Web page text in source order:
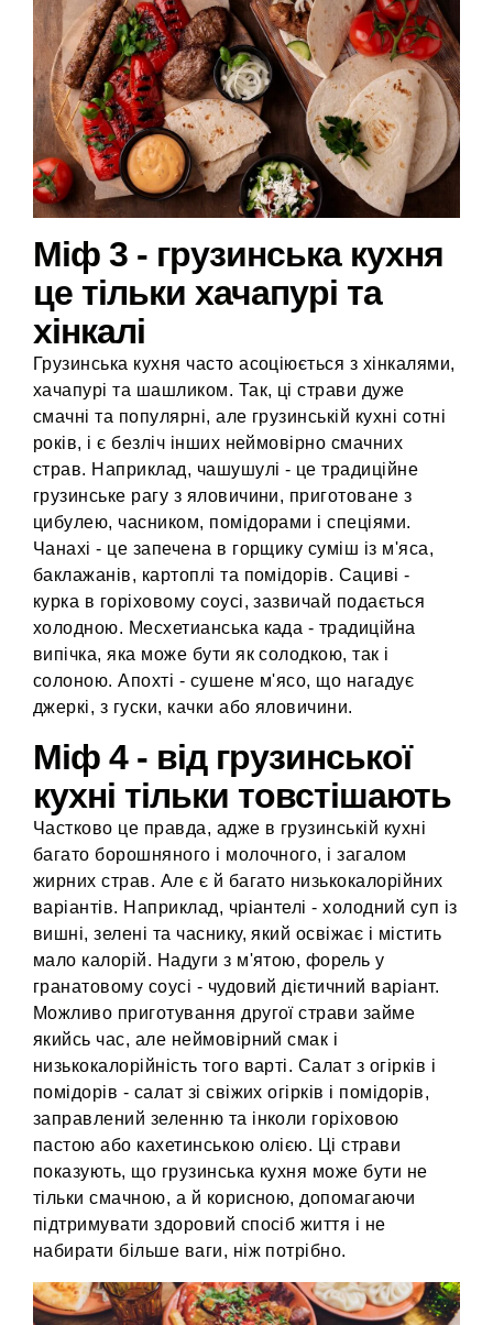
Міф 3 - грузинська кухня
це тільки хачапурі та
хінкалі
Грузинська кухня часто асоціюється з хінкалями,
хачапурі та шашликом. Так, ці страви дуже
смачні та популярні, але грузинській кухні сотні
років, і є безліч інших неймовірно смачних
страв. Наприклад, чашушулі - це традиційне
грузинське рагу з яловичини, приготоване з
цибулею, часником, помідорами і спеціями.
Чанахі - це запечена в горщику суміш із м'яса,
баклажанів, картоплі та помідорів. Сациві -
курка в горіховому соусі, зазвичай подається
холодною. Месхетианська када - традиційна
випічка, яка може бути як солодкою, так і
солоною. Апохті - сушене м'ясо, що нагадує
джеркі, з гуски, качки або яловичини.
Міф 4 - від грузинської
кухні тільки товстішають
Частково це правда, адже в грузинській кухні
багато борошняного і молочного, і загалом
жирних страв. Але є й багато низькокалорійних
варіантів. Наприклад, чріантелі - холодний суп із
вишні, зелені та часнику, який освіжає і містить
мало калорій. Надуги з м'ятою, форель у
гранатовому соусі - чудовий дієтичний варіант.
Можливо приготування другої страви займе
якийсь час, але неймовірний смак і
низькокалорійність того варті. Салат з огірків і
помідорів - салат зі свіжих огірків і помідорів,
заправлений зеленню та інколи горіховою
пастою або кахетинською олією. Ці страви
показують, що грузинська кухня може бути не
тільки смачною, а й корисною, допомагаючи
підтримувати здоровий спосіб життя і не
набирати більше ваги, ніж потрібно.